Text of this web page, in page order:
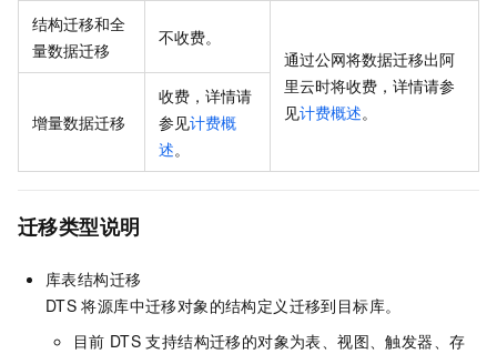
结构迁移和全
量数据迁移
不收费。
通过公网将数据迁移出阿
里云时将收费，详情请参
见计费概述。
增量数据迁移
收费，详情请
参见计费概
述。
迁移类型说明
库表结构迁移
DTS 将源库中迁移对象的结构定义迁移到目标库。
目前 DTS 支持结构迁移的对象为表、视图、触发器、存